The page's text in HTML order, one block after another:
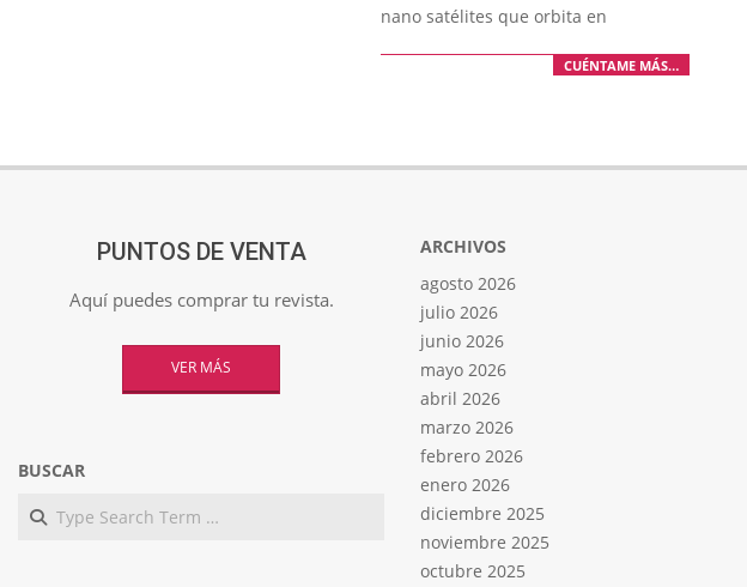
nano satélites que orbita en
CUÉNTAME MÁS…
PUNTOS DE VENTA
Aquí puedes comprar tu revista.
VER MÁS
BUSCAR
Search
ARCHIVOS
agosto 2026
julio 2026
junio 2026
mayo 2026
abril 2026
marzo 2026
febrero 2026
enero 2026
diciembre 2025
noviembre 2025
octubre 2025